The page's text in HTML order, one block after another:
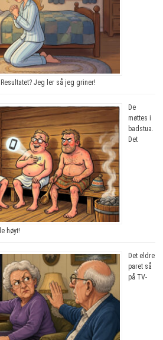
Jeg ler så jeg griner!
De
møttes i
badstua.
Det
høyt!
Det eldre
paret så
på TV-